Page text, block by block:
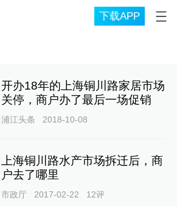
下载APP
开办18年的上海铜川路家居市场
关停，商户办了最后一场促销
浦江头条 2018-10-08
上海铜川路水产市场拆迁后，商
户去了哪里
市政厅 2017-02-22 12评